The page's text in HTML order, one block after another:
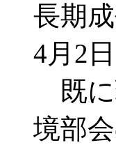
長期
4月2
既に
境部